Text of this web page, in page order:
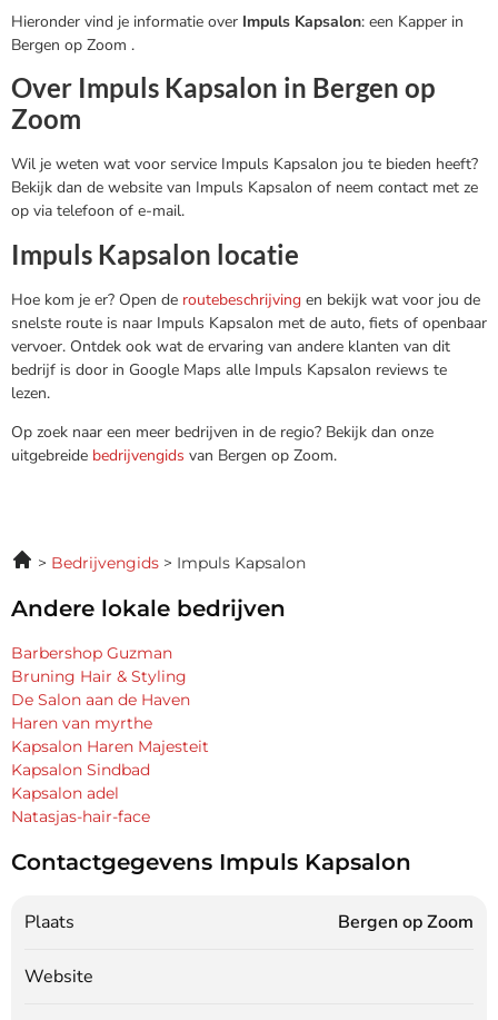
Hieronder vind je informatie over Impuls Kapsalon: een Kapper in
Bergen op Zoom .
Over Impuls Kapsalon in Bergen op
Zoom
Wil je weten wat voor service Impuls Kapsalon jou te bieden heeft?
Bekijk dan de website van Impuls Kapsalon of neem contact met ze
op via telefoon of e-mail.
Impuls Kapsalon locatie
Hoe kom je er? Open de routebeschrijving en bekijk wat voor jou de
snelste route is naar Impuls Kapsalon met de auto, fiets of openbaar
vervoer. Ontdek ook wat de ervaring van andere klanten van dit
bedrijf is door in Google Maps alle Impuls Kapsalon reviews te
lezen.
Op zoek naar een meer bedrijven in de regio? Bekijk dan onze
uitgebreide bedrijvengids van Bergen op Zoom.
Bedrijvengids Impuls Kapsalon
Andere lokale bedrijven
Barbershop Guzman
Bruning Hair & Styling
De Salon aan de Haven
Haren van myrthe
Kapsalon Haren Majesteit
Kapsalon Sindbad
Kapsalon adel
Natasjas-hair-face
Contactgegevens Impuls Kapsalon
Plaats Bergen op Zoom
Website